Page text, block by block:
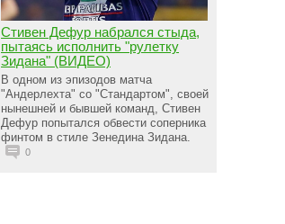
Стивен Дефур набрался стыда,
пытаясь исполнить "рулетку
Зидана" (ВИДЕО)
В одном из эпизодов матча
"Андерлехта" со "Стандартом", своей
нынешней и бывшей команд, Стивен
Дефур попытался обвести соперника
финтом в стиле Зенедина Зидана.
0